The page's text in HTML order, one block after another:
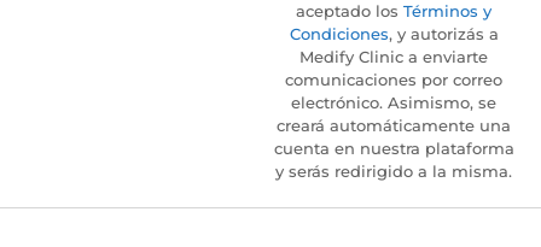
aceptado los Términos y
Condiciones, y autorizás a
Medify Clinic a enviarte
comunicaciones por correo
electrónico. Asimismo, se
creará automáticamente una
cuenta en nuestra plataforma
y serás redirigido a la misma.